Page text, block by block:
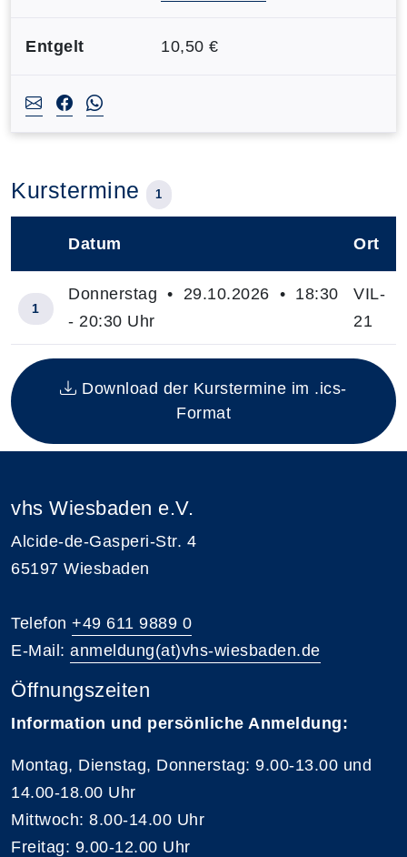
Entgelt 10,50 €
Kurstermine 1
Insgesamt gibt es 1 Termine zum diesen Kurs
Datum Ort
1
Donnerstag • 29.10.2026 • 18:30
- 20:30 Uhr
VIL-
21
Download der Kurstermine im .ics-
Format
vhs Wiesbaden e.V.
Alcide-de-Gasperi-Str. 4
65197 Wiesbaden
Telefon +49 611 9889 0
E-Mail: anmeldung(at)vhs-wiesbaden.de
Öffnungszeiten
Information und persönliche Anmeldung:
Montag, Dienstag, Donnerstag: 9.00-13.00 und
14.00-18.00 Uhr
Mittwoch: 8.00-14.00 Uhr
Freitag: 9.00-12.00 Uhr